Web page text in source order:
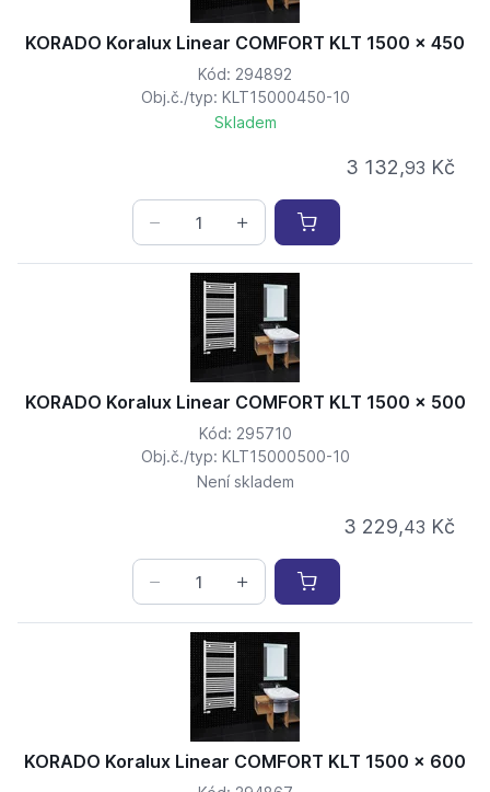
KORADO Koralux Linear COMFORT KLT 1500 x 450
Kód: 294892
Obj.č./typ: KLT15000450-10
Skladem
3 132,93 Kč
KORADO Koralux Linear COMFORT KLT 1500 x 500
Kód: 295710
Obj.č./typ: KLT15000500-10
Není skladem
3 229,43 Kč
KORADO Koralux Linear COMFORT KLT 1500 x 600